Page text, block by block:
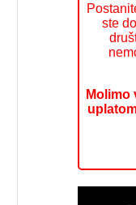
ste
Molimo